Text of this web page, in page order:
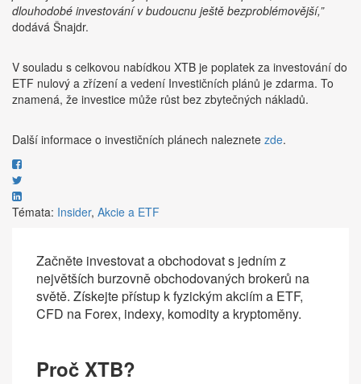
dlouhodobé investování v budoucnu ještě bezproblémovější,”
dodává Šnajdr.
V souladu s celkovou nabídkou XTB je poplatek za investování do
ETF nulový a zřízení a vedení Investičních plánů je zdarma. To
znamená, že investice může růst bez zbytečných nákladů.
Další informace o investičních plánech naleznete zde.
Témata: Insider, Akcie a ETF
Začněte investovat a obchodovat s jedním z
největších burzovně obchodovaných brokerů na
světě. Získejte přístup k fyzickým akciím a ETF,
CFD na Forex, indexy, komodity a kryptoměny.
Proč XTB?